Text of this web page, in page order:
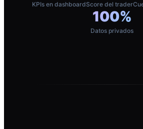
KPIs en dashboardScore del trader
100%
Datos privados